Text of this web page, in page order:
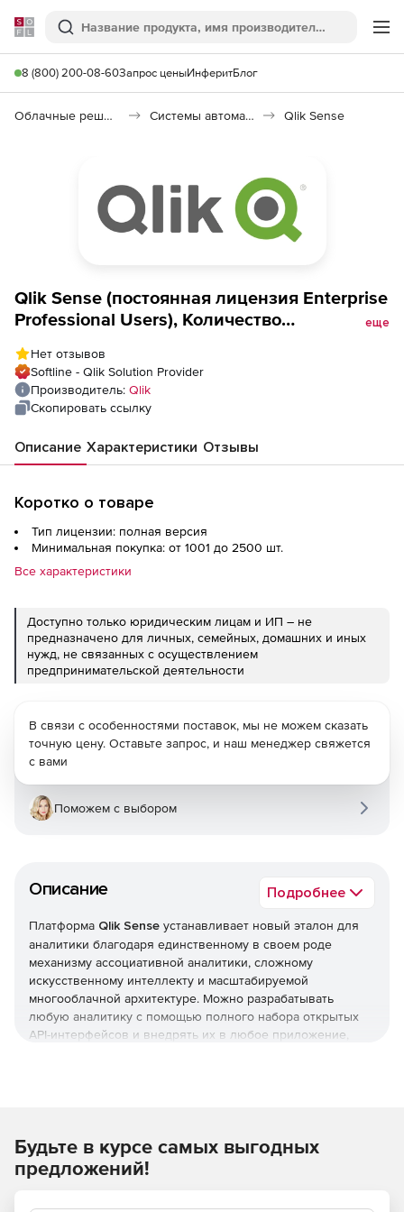
Softline
Поиск
8 (800) 200-08-60Запрос ценыИнферитБлог
Облачные решения (SaaS) Системы автоматизации (SaaS) Qlik Sense
Qlik Sense (постоянная лицензия Enterprise
Professional Users), Количество
еще
Нет отзывов
Softline - Qlik Solution Provider
Производитель: Qlik
Скопировать ссылку
Описание Характеристики Отзывы
Коротко о товаре
Тип лицензии: полная версия
Минимальная покупка: от 1001 до 2500 шт.
Все характеристики
Доступно только юридическим лицам и ИП – не
предназначено для личных, семейных, домашних и иных
нужд, не связанных с осуществлением
предпринимательской деятельности
Описание Подробнее
Платформа Qlik Sense устанавливает новый эталон для
аналитики благодаря единственному в своем роде
механизму ассоциативной аналитики, сложному
искусственному интеллекту и масштабируемой
многооблачной архитектуре. Можно разрабатывать
любую аналитику с помощью полного набора открытых
API-интерфейсов и внедрять их в любое приложение,
Платформа Qlik Sense предназначена для руководителей,
лиц, принимающих решения, аналитиков и других
В связи с особенностями поставок, мы не можем сказать
точную цену. Оставьте запрос, и наш менеджер свяжется
с вами
Поможем с выбором
Будьте в курсе самых выгодных
предложений!